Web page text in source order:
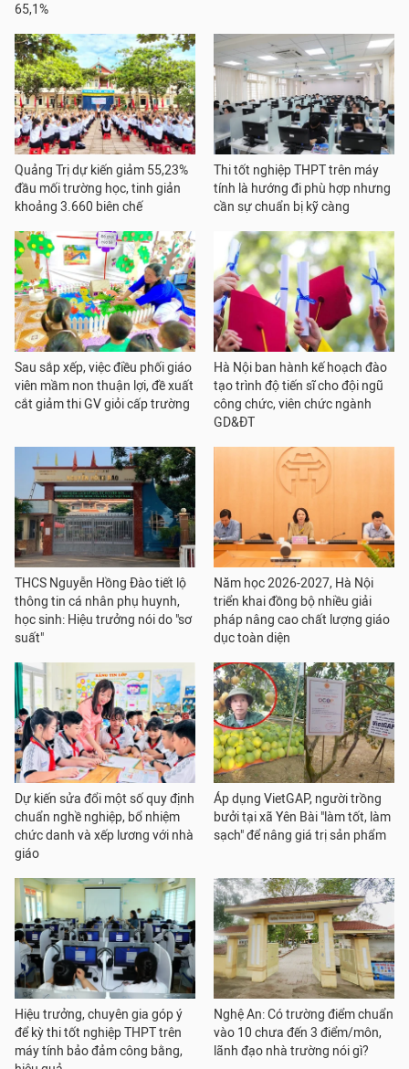
65,1%
Quảng Trị dự kiến giảm 55,23%
đầu mối trường học, tinh giản
khoảng 3.660 biên chế
Thi tốt nghiệp THPT trên máy
tính là hướng đi phù hợp nhưng
cần sự chuẩn bị kỹ càng
Sau sắp xếp, việc điều phối giáo
viên mầm non thuận lợi, đề xuất
cắt giảm thi GV giỏi cấp trường
Hà Nội ban hành kế hoạch đào
tạo trình độ tiến sĩ cho đội ngũ
công chức, viên chức ngành
GD&ĐT
THCS Nguyễn Hồng Đào tiết lộ
thông tin cá nhân phụ huynh,
học sinh: Hiệu trưởng nói do "sơ
suất"
Năm học 2026-2027, Hà Nội
triển khai đồng bộ nhiều giải
pháp nâng cao chất lượng giáo
dục toàn diện
Dự kiến sửa đổi một số quy định
chuẩn nghề nghiệp, bổ nhiệm
chức danh và xếp lương với nhà
giáo
Áp dụng VietGAP, người trồng
bưởi tại xã Yên Bài "làm tốt, làm
sạch" để nâng giá trị sản phẩm
Hiệu trưởng, chuyên gia góp ý
để kỳ thi tốt nghiệp THPT trên
máy tính bảo đảm công bằng,
Nghệ An: Có trường điểm chuẩn
vào 10 chưa đến 3 điểm/môn,
lãnh đạo nhà trường nói gì?